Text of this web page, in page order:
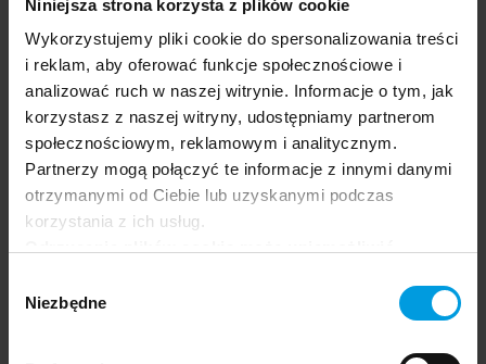
Niniejsza strona korzysta z plików cookie
Wykorzystujemy pliki cookie do spersonalizowania treści
i reklam, aby oferować funkcje społecznościowe i
analizować ruch w naszej witrynie. Informacje o tym, jak
korzystasz z naszej witryny, udostępniamy partnerom
społecznościowym, reklamowym i analitycznym.
Partnerzy mogą połączyć te informacje z innymi danymi
otrzymanymi od Ciebie lub uzyskanymi podczas
korzystania z ich usług.
oferowanych na naszej stronie, w tym m.in. z
zgody
Niezbędne
Łukasz Szałankiewicz
Audio Lead, doświadczony wykładowca i
praktyk w dziedzinie nowych mediów oraz
kultury cyfrowej. Jego zainteresowania
skupiają się na zagadnieniach związanych z
dźwiękiem w mediach interaktywnych, a jego
prezentowana i doceniana również za granicą.